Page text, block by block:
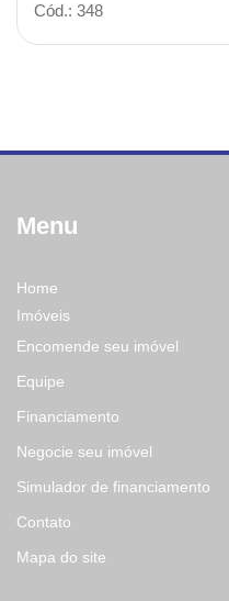
Cód.: 348
Menu
Home
Imóveis
Encomende seu imóvel
Equipe
Financiamento
Negocie seu imóvel
Simulador de financiamento
Contato
Mapa do site